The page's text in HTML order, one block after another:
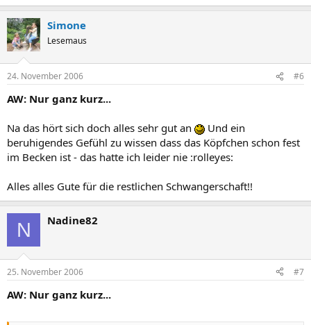
Simone
Lesemaus
24. November 2006 #6
AW: Nur ganz kurz...
Na das hört sich doch alles sehr gut an
Und ein
beruhigendes Gefühl zu wissen dass das Köpfchen schon fest
im Becken ist - das hatte ich leider nie :rolleyes:
Alles alles Gute für die restlichen Schwangerschaft!!
N Nadine82
25. November 2006 #7
AW: Nur ganz kurz...